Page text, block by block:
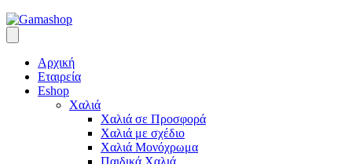
Αρχική
Εταιρεία
Eshop
Χαλιά
Χαλιά σε Προσφορά
Χαλιά με σχέδιο
Χαλιά Μονόχρωμα
Παιδικά Χαλιά